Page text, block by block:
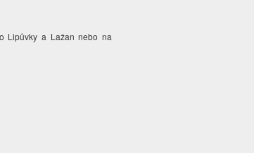
Lipůvky a Lažan nebo na